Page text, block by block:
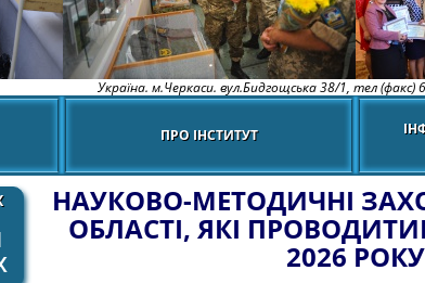
Україна. м.Черкаси. вул.Бидгощська 38/1, тел (факс)
ПРО ІНСТИТУТ
НАУКОВО-МЕТОДИЧНІ
ОБЛАСТІ, ЯКІ
2026 РОКУ